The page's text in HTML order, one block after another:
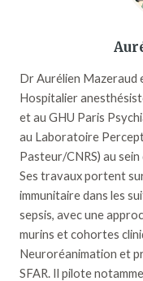
Dr Aurélien Mazeraud
Hospitalier
et au GHU Paris
au Laboratoire
Pasteur/CNRS) au
Ses travaux portent
immunitaire dans les
sepsis, avec une
murins et cohortes
Neuroréanimation et
SFAR. Il pilote